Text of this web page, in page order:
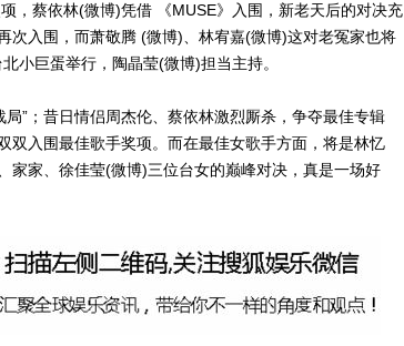
，蔡依林(微博)凭借 《MUSE》入围，新老天后的对决充
次入围，而萧敬腾 (微博)、林宥嘉(微博)这对老冤家也将
小巨蛋举行，陶晶莹(微博)担当主持。
”；昔日情侣周杰伦、蔡依林激烈厮杀，争夺最佳专辑
双入围最佳歌手奖项。而在最佳女歌手方面，将是林忆
家家、徐佳莹(微博)三位台女的巅峰对决，真是一场好